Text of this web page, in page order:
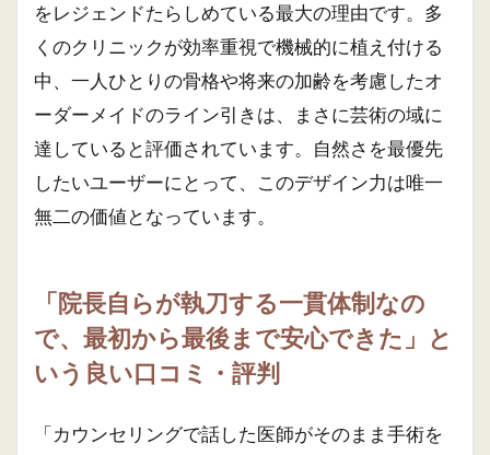
をレジェンドたらしめている最大の理由です。多
くのクリニックが効率重視で機械的に植え付ける
中、一人ひとりの骨格や将来の加齢を考慮したオ
ーダーメイドのライン引きは、まさに芸術の域に
達していると評価されています。自然さを最優先
したいユーザーにとって、このデザイン力は唯一
無二の価値となっています。
「院長自らが執刀する一貫体制なの
で、最初から最後まで安心できた」と
いう良い口コミ・評判
「カウンセリングで話した医師がそのまま手術を